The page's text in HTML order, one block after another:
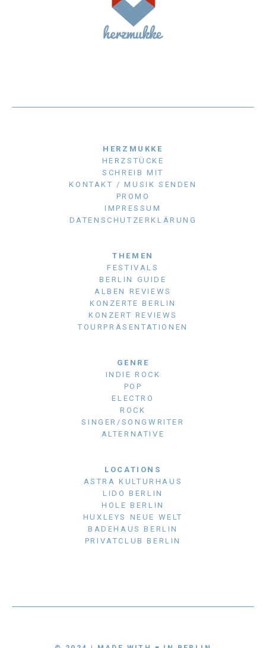
HERZMUKKE
HERZSTÜCKE
SCHREIB MIT
KONTAKT / MUSIK SENDEN
PROMO
IMPRESSUM
DATENSCHUTZERKLÄRUNG
THEMEN
FESTIVALS
BERLIN GUIDE
ALBEN REVIEWS
KONZERTE BERLIN
KONZERT REVIEWS
TOURPRÄSENTATIONEN
GENRE
INDIE ROCK
POP
ELECTRO
ROCK
SINGER/SONGWRITER
ALTERNATIVE
LOCATIONS
ASTRA KULTURHAUS
LIDO BERLIN
HOLE BERLIN
HUXLEYS NEUE WELT
BADEHAUS BERLIN
PRIVATCLUB BERLIN